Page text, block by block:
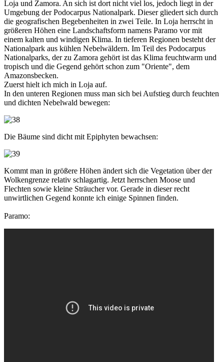
Loja und Zamora. An sich ist dort nicht viel los, jedoch liegt in der
Umgebung der Podocarpus Nationalpark. Dieser gliedert sich durch
die geografischen Begebenheiten in zwei Teile. In Loja herrscht in
größeren Höhen eine Landschaftsform namens Paramo vor mit
einem kalten und windigen Klima. In tieferen Regionen besteht der
Nationalpark aus kühlen Nebelwäldern. Im Teil des Podocarpus
Nationalparks, der zu Zamora gehört ist das Klima feuchtwarm und
tropisch und die Gegend gehört schon zum "Oriente", dem
Amazonsbecken.
Zuerst hielt ich mich in Loja auf.
In den unteren Regionen muss man sich bei Aufstieg durch feuchten
und dichten Nebelwald bewegen:
Die Bäume sind dicht mit Epiphyten bewachsen:
Kommt man in größere Höhen ändert sich die Vegetation über der
Wolkengrenze relativ schlagartig. Jetzt herrschen Moose und
Flechten sowie kleine Sträucher vor. Gerade in dieser recht
unwirtlichen Gegend konnte ich einige Spinnen finden.
Paramo: